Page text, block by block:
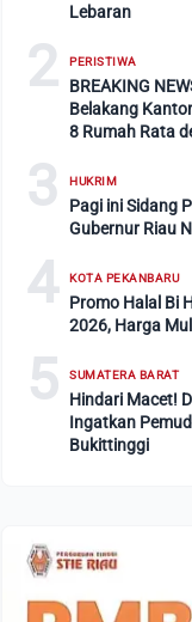
Lebaran
2 PERISTIWA
BREAKING
Belakang
8 Rumah Rata
3 HUKRIM
Pagi ini Sidang
Gubernur Riau
4 KOTA PEKANBARU
Promo Halal Bi
2026, Harga
5 SUMATERA BARAT
Hindari Macet!
Ingatkan
Bukittinggi